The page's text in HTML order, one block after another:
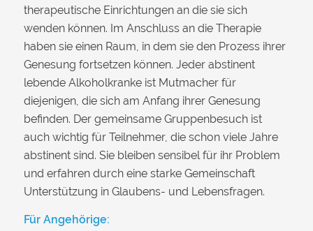
therapeutische Einrichtungen an die sie sich
wenden können. Im Anschluss an die Therapie
haben sie einen Raum, in dem sie den Prozess ihrer
Genesung fortsetzen können. Jeder abstinent
lebende Alkoholkranke ist Mutmacher für
diejenigen, die sich am Anfang ihrer Genesung
befinden. Der gemeinsame Gruppenbesuch ist
auch wichtig für Teilnehmer, die schon viele Jahre
abstinent sind. Sie bleiben sensibel für ihr Problem
und erfahren durch eine starke Gemeinschaft
Unterstützung in Glaubens- und Lebensfragen.
Für Angehörige: